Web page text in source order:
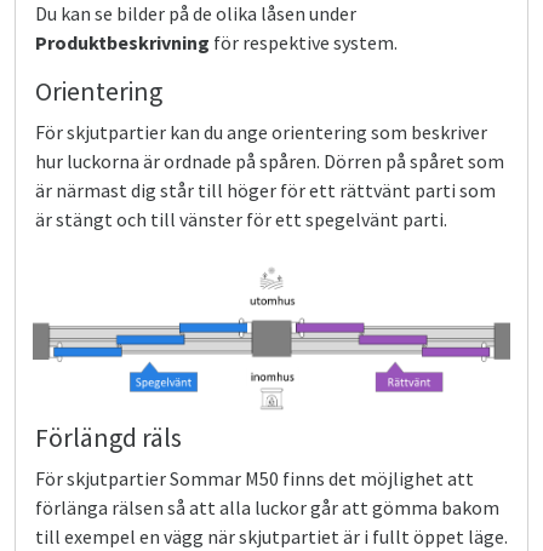
Du kan se bilder på de olika låsen under
Produktbeskrivning för respektive system.
Orientering
För skjutpartier kan du ange orientering som beskriver
hur luckorna är ordnade på spåren. Dörren på spåret som
är närmast dig står till höger för ett rättvänt parti som
är stängt och till vänster för ett spegelvänt parti.
Förlängd räls
För skjutpartier Sommar M50 finns det möjlighet att
förlänga rälsen så att alla luckor går att gömma bakom
till exempel en vägg när skjutpartiet är i fullt öppet läge.